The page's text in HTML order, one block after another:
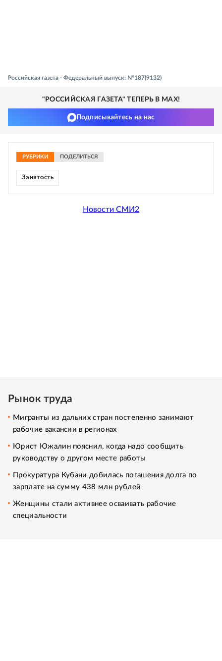
Российская газета - Федеральный выпуск: №187(9132)
"РОССИЙСКАЯ ГАЗЕТА" ТЕПЕРЬ В MAX!
Подписывайтесь на нас
РУБРИКИ ПОДЕЛИТЬСЯ
Занятость
Новости СМИ2
Рынок труда
Мигранты из дальних стран постепенно занимают
рабочие вакансии в регионах
Юрист Южалин пояснил, когда надо сообщить
руководству о другом месте работы
Прокуратура Кубани добилась погашения долга по
зарплате на сумму 438 млн рублей
Женщины стали активнее осваивать рабочие
специальности